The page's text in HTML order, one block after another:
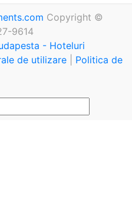
Copyright ©
9614
- Hoteluri
de utilizare
Politica de